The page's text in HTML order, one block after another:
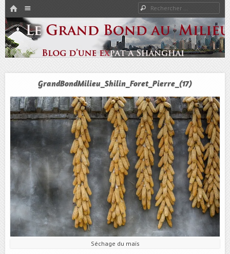
HOME
PASSER AU CONTENU
Rechercher
Le Grand Bond Au Milieu
Expat à Shanghai en famille – Vivre en Chine – Blog
GrandBondMilieu_Shilin_Foret_Pierre_(17)
Séchage du maïs